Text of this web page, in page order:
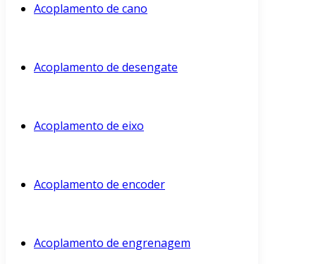
Acoplamento de cano
Acoplamento de desengate
Acoplamento de eixo
Acoplamento de encoder
Acoplamento de engrenagem